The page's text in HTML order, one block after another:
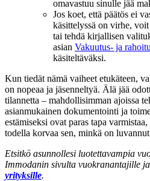
omavastuu sinulle jää
Jos koet, että päätös ei
käsittelyssä on virhe,
tai tehdä kirjallisen
asian Vakuutus- ja
käsiteltäväksi.
Kun tiedät nämä vaiheet etukäteen,
on nopeaa ja jäsenneltyä. Älä jää
tilannetta – mahdollisimman ajoissa
asianmukainen dokumentointi ja
estämiseksi ovat paras tapa
todella korvaa sen, minkä on
Etsitkö asunnollesi luotettavampia
Immodanin sivulta vuokranantajille ja
yrityksille.